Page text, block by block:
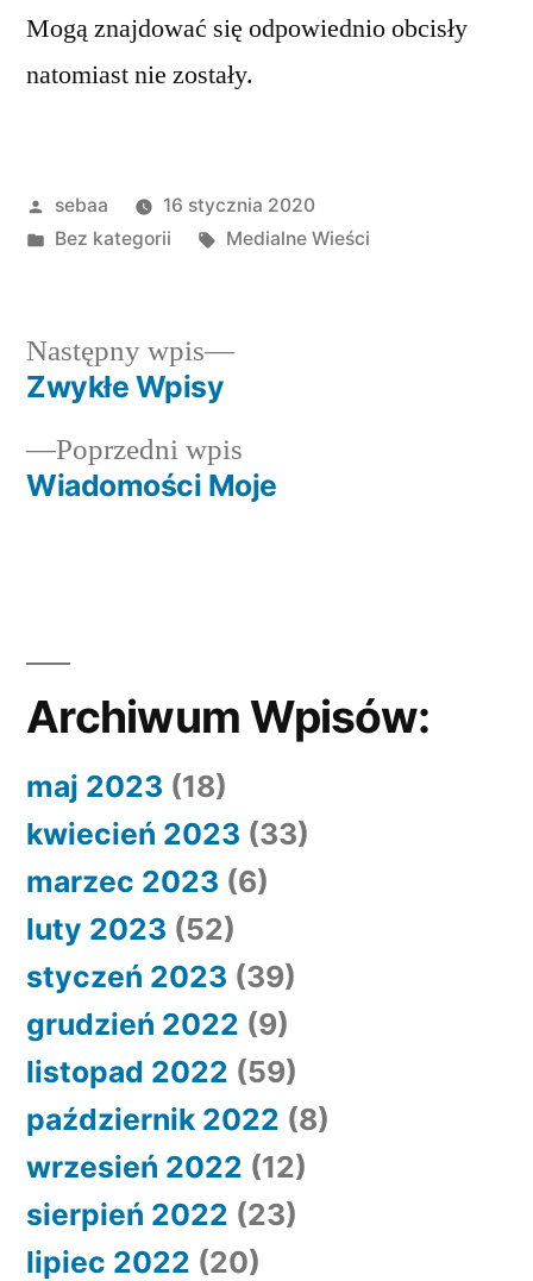
Mogą znajdować się odpowiednio obcisły
natomiast nie zostały.
Posted
by
sebaa
16 stycznia 2020
Posted
Bez kategorii Tagi:
Medialne Wieści
Nawigacja
wpisu
Poprzedni wpis
wpis:
Wiadomości Moje
Następny wpis
Następny
Zwykłe Wpisy
Archiwum Wpisów:
maj 2023 (18)
kwiecień 2023 (33)
marzec 2023 (6)
luty 2023 (52)
styczeń 2023 (39)
grudzień 2022 (9)
listopad 2022 (59)
październik 2022 (8)
wrzesień 2022 (12)
sierpień 2022 (23)
lipiec 2022 (20)